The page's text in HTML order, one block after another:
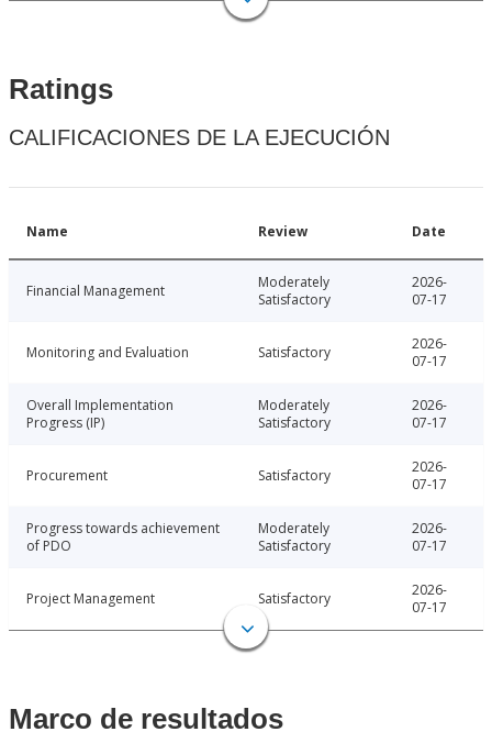
Ratings
CALIFICACIONES DE LA EJECUCIÓN
Name Review Date
Financial Management
Moderately
Satisfactory
2026-
07-17
Monitoring and Evaluation Satisfactory
2026-
07-17
Overall Implementation
Progress (IP)
Moderately
Satisfactory
2026-
07-17
Procurement Satisfactory
2026-
07-17
Progress towards achievement
of PDO
Moderately
Satisfactory
2026-
07-17
Project Management Satisfactory
2026-
07-17
Marco de resultados